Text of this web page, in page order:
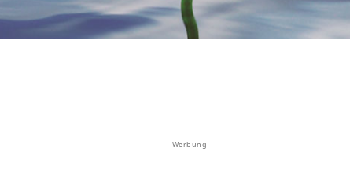
Werbung